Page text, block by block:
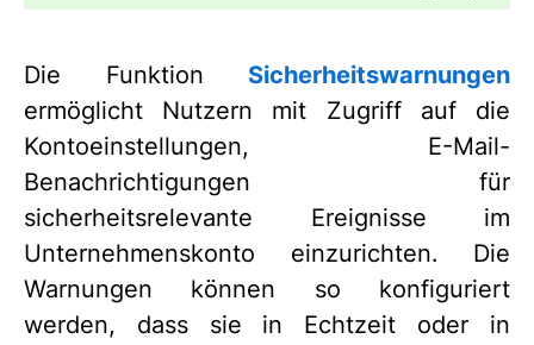
Die Funktion Sicherheitswarnungen
ermöglicht Nutzern mit Zugriff auf die
Kontoeinstellungen, E-Mail-
Benachrichtigungen für
sicherheitsrelevante Ereignisse im
Unternehmenskonto einzurichten. Die
Warnungen können so konfiguriert
werden, dass sie in Echtzeit oder in